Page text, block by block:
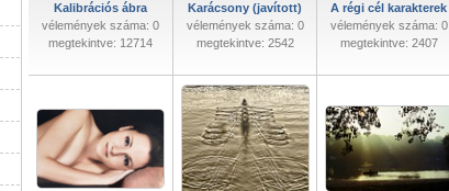
Kalibrációs ábra
vélemények száma: 0
megtekintve: 12714
Karácsony (javított)
vélemények száma: 0
megtekintve: 2542
A régi cél karakterek
vélemények száma: 0
megtekintve: 2407